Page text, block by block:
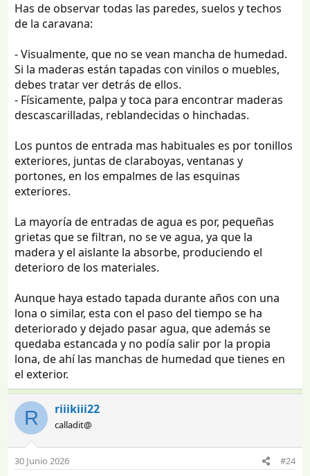
Has de observar todas las paredes, suelos y techos
de la caravana:
- Visualmente, que no se vean mancha de humedad.
Si la maderas están tapadas con vinilos o muebles,
debes tratar ver detrás de ellos.
- Físicamente, palpa y toca para encontrar maderas
descascarilladas, reblandecidas o hinchadas.
Los puntos de entrada mas habituales es por tonillos
exteriores, juntas de claraboyas, ventanas y
portones, en los empalmes de las esquinas
exteriores.
La mayoría de entradas de agua es por, pequeñas
grietas que se filtran, no se ve agua, ya que la
madera y el aislante la absorbe, produciendo el
deterioro de los materiales.
Aunque haya estado tapada durante años con una
lona o similar, esta con el paso del tiempo se ha
deteriorado y dejado pasar agua, que además se
quedaba estancada y no podía salir por la propia
lona, de ahí las manchas de humedad que tienes en
el exterior.
R riiikiii22
calladit@
30 Junio 2026 #24